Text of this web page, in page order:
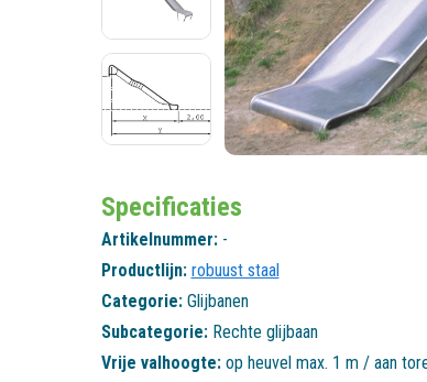
Specificaties
Artikelnummer: -
Productlijn: robuust staal
Categorie: Glijbanen
Subcategorie: Rechte glijbaan
Vrije valhoogte: op heuvel max. 1 m / aan